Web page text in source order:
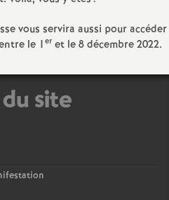
e
n
d
vous servira aussi pour accéder
le 1er et le 8 décembre 2022.
site